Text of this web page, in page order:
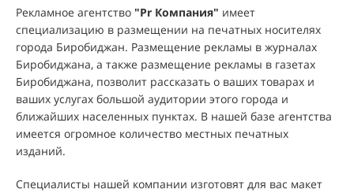
Рекламное агентство "Pr Компания" имеет
специализацию в размещении на печатных носителях
города Биробиджан. Размещение рекламы в журналах
Биробиджана, а также размещение рекламы в газетах
Биробиджана, позволит рассказать о ваших товарах и
ваших услугах большой аудитории этого города и
ближайших населенных пунктах. В нашей базе агентства
имеется огромное количество местных печатных
изданий.
Специалисты нашей компании изготовят для вас макет